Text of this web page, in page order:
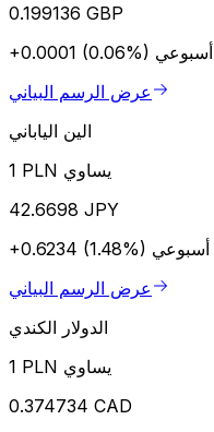
0.199136 GBP
+0.0001 (0.06%) أسبوعي
عرض الرسم البياني
الين الياباني
1 PLN يساوي
42.6698 JPY
+0.6234 (1.48%) أسبوعي
عرض الرسم البياني
الدولار الكندي
1 PLN يساوي
0.374734 CAD